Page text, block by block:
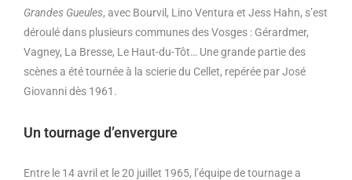
Grandes Gueules, avec Bourvil, Lino Ventura et Jess Hahn, s’est
déroulé dans plusieurs communes des Vosges : Gérardmer,
Vagney, La Bresse, Le Haut-du-Tôt… Une grande partie des
scènes a été tournée à la scierie du Cellet, repérée par José
Giovanni dès 1961.
Un tournage d’envergure
Entre le 14 avril et le 20 juillet 1965, l’équipe de tournage a